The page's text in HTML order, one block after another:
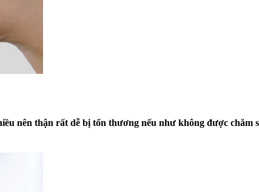
nên thận rất dễ bị tổn thương nếu như không được chăm